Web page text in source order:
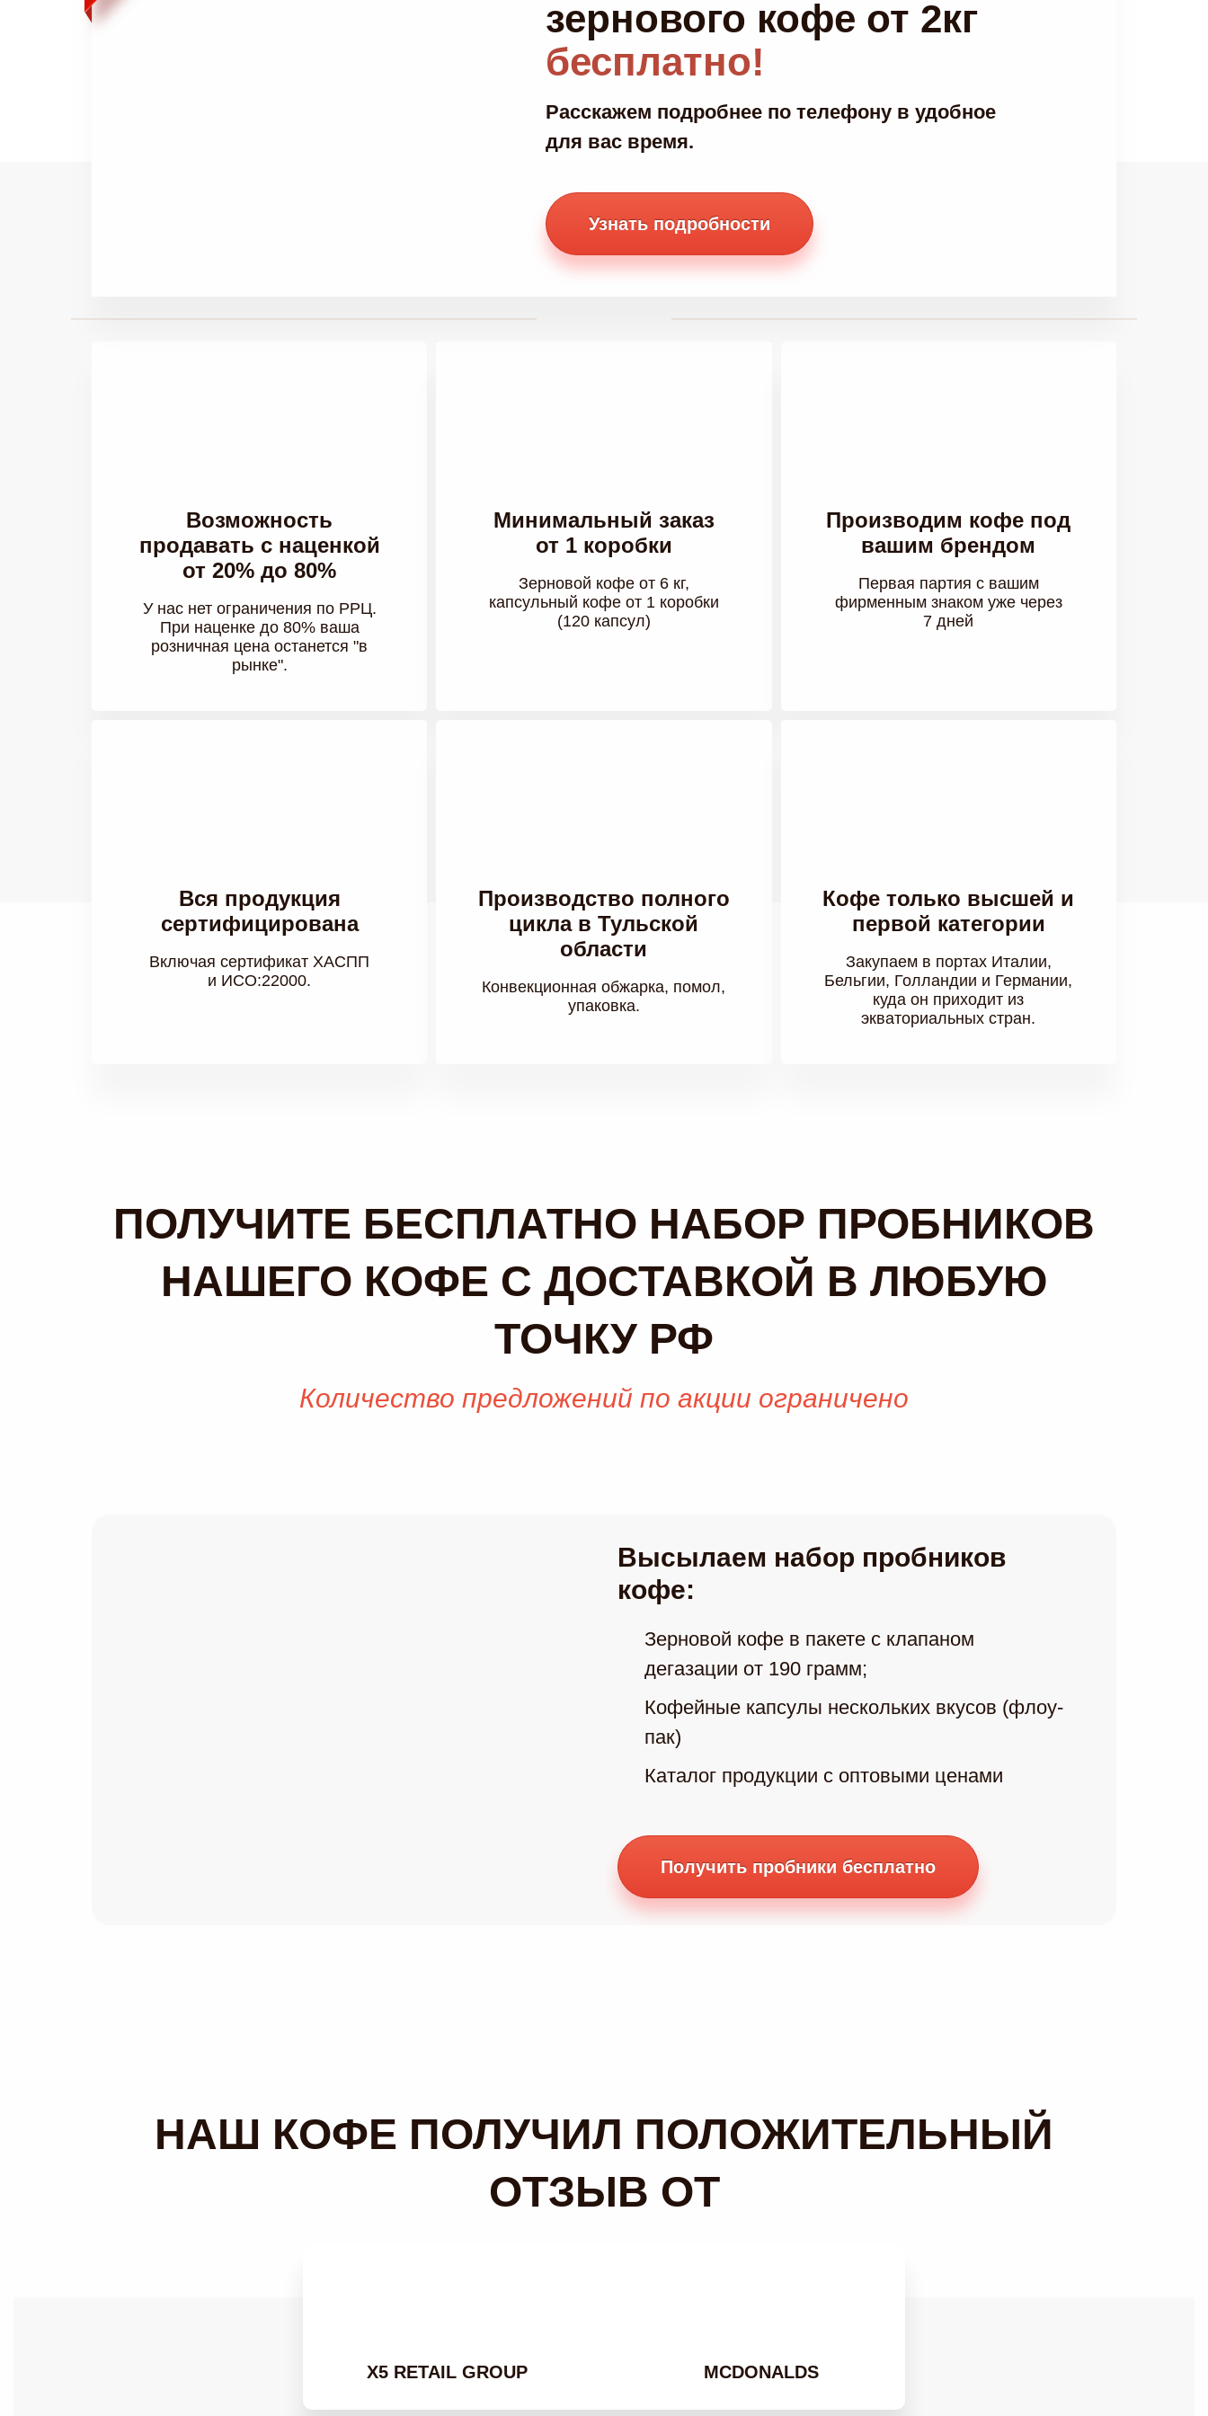
зернового кофе от 2кг
бесплатно!
Расскажем подробнее по телефону в удобное
для вас время.
Узнать подробности
Возможность
продавать с наценкой
от 20% до 80%
У нас нет ограничения по РРЦ.
При наценке до 80% ваша
розничная цена останется "в
рынке".
Минимальный заказ
от 1 коробки
Зерновой кофе от 6 кг,
капсульный кофе от 1 коробки
(120 капсул)
Производим кофе под
вашим брендом
Первая партия с вашим
фирменным знаком уже через
7 дней
Вся продукция
сертифицирована
Включая сертификат ХАСПП
и ИСО:22000.
Производство полного
цикла в Тульской
области
Конвекционная обжарка, помол,
упаковка.
Кофе только высшей и
первой категории
Закупаем в портах Италии,
Бельгии, Голландии и Германии,
куда он приходит из
экваториальных стран.
ПОЛУЧИТЕ БЕСПЛАТНО НАБОР ПРОБНИКОВ
НАШЕГО КОФЕ С ДОСТАВКОЙ В ЛЮБУЮ
ТОЧКУ РФ
Количество предложений по акции ограничено
Высылаем набор пробников
кофе:
Зерновой кофе в пакете с клапаном
дегазации от 190 грамм;
Кофейные капсулы нескольких вкусов (флоу-
пак)
Каталог продукции с оптовыми ценами
Получить пробники бесплатно
НАШ КОФЕ ПОЛУЧИЛ ПОЛОЖИТЕЛЬНЫЙ
ОТЗЫВ ОТ
X5 RETAIL GROUP MCDONALDS